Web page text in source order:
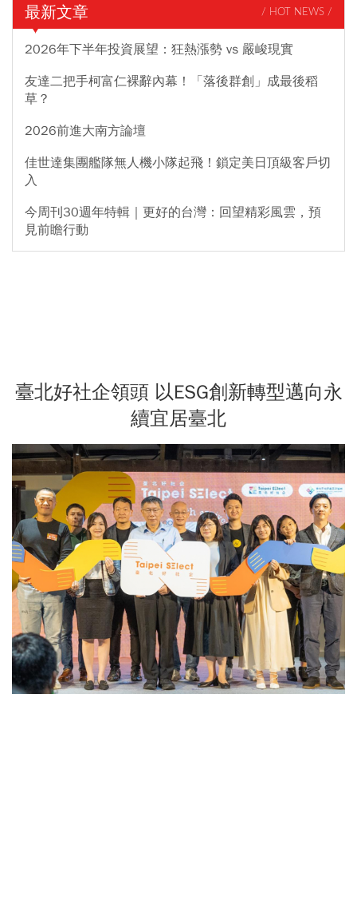
最新文章 / HOT NEWS /
2026年下半年投資展望：狂熱漲勢 vs 嚴峻現實
友達二把手柯富仁裸辭內幕！「落後群創」成最後稻
草？
2026前進大南方論壇
佳世達集團艦隊無人機小隊起飛！鎖定美日頂級客戶切
入
今周刊30週年特輯｜更好的台灣：回望精彩風雲，預
見前瞻行動
臺北好社企領頭 以ESG創新轉型邁向永
續宜居臺北